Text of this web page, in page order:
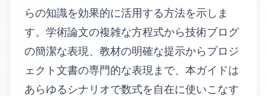
らの知識を効果的に活用する方法を示しま
す。学術論文の複雑な方程式から技術ブログ
の簡潔な表現、教材の明確な提示からプロジ
ェクト文書の専門的な表現まで、本ガイドは
あらゆるシナリオで数式を自在に使いこなす